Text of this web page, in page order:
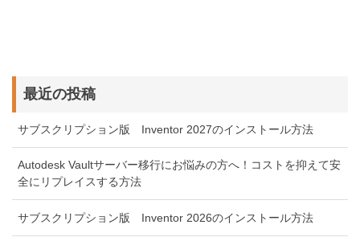
最近の投稿
サブスクリプション版 Inventor 2027のインストール方法
Autodesk Vaultサーバー移行にお悩みの方へ！コストを抑えて安
全にリプレイスする方法
サブスクリプション版 Inventor 2026のインストール方法